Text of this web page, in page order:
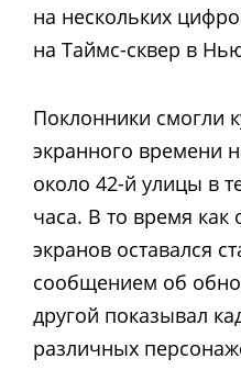
на нескольких
на Таймс-сквер в
Поклонники смогли
экранного времени
около 42-й улицы в
часа. В то время как
экранов оставался
сообщением об
другой показывал
различных